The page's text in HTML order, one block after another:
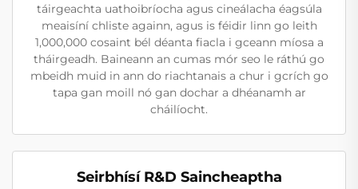
táirgeachta uathoibríocha agus cineálacha éagsúla
meaisíní chliste againn, agus is féidir linn go leith
1,000,000 cosaint bél déanta fiacla i gceann míosa a
tháirgeadh. Baineann an cumas mór seo le ráthú go
mbeidh muid in ann do riachtanais a chur i gcrích go
tapa gan moill nó gan dochar a dhéanamh ar
cháilíocht.
Seirbhísí R&D Saincheaptha